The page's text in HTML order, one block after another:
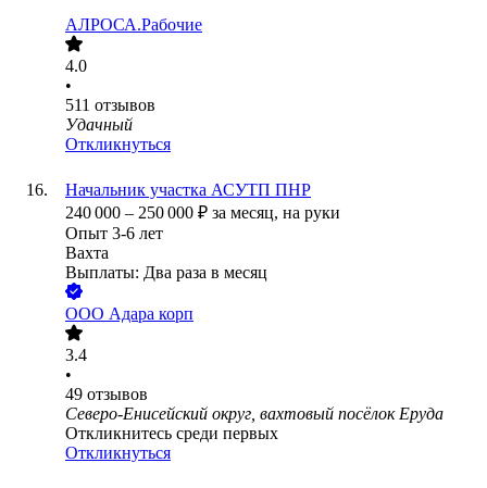
АЛРОСА.Рабочие
4.0
•
511 отзывов
Удачный
Откликнуться
Начальник участка АСУТП ПНР
240 000 – 250 000 ₽ за месяц, на руки
Опыт 3-6 лет
Вахта
Выплаты: Два раза в месяц
ООО Адара корп
3.4
•
49 отзывов
Северо-Енисейский округ, вахтовый посёлок Еруда
Откликнитесь среди первых
Откликнуться